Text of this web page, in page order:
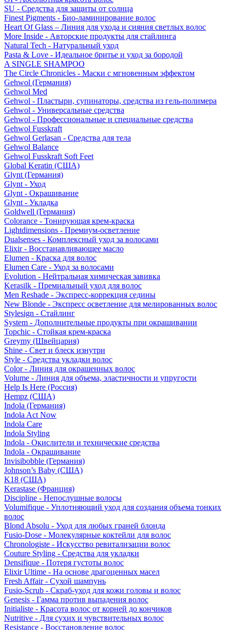
SU - Средства для защиты от солнца
Finest Pigments - Био-ламинирование волос
Heart Of Glass – Линия для ухода и сияния светлых волос
More Inside - Авторские продукты для стайлинга
Natural Tech - Натуральный уход
Pasta & Love - Идеальное бритье и уход за бородой
A SINGLE SHAMPOO
The Circle Chronicles - Маски с мгновенным эффектом
Gehwol (Германия)
Gehwol Med
Gehwol - Пластыри, супинаторы, средства из гель-полимера
Gehwol - Универсальные средства
Gehwol - Профессиональные и специальные средства
Gehwol Fusskraft
Gehwol Gerlasan - Средства для тела
Gehwol Balance
Gehwol Fusskraft Soft Feet
Global Keratin (США)
Glynt (Германия)
Glynt - Уход
Glynt - Окрашивание
Glynt - Укладка
Goldwell (Германия)
Colorance - Тонирующая крем-краска
Lightdimensions - Премиум-осветление
Dualsenses - Комплексный уход за волосами
Elixir - Восстанавливающее масло
Elumen - Краска для волос
Elumen Care - Уход за волосами
Evolution - Нейтральная химическая завивка
Kerasilk - Премиальный уход для волос
Men Reshade - Экспресс-коррекция седины
New Blonde - Экспресс осветление для мелированных волос
Stylesign - Стайлинг
System - Дополнительные продукты при окрашивании
Topchic - Стойкая крем-краска
Greymy (Швейцария)
Shine - Свет и блеск изнутри
Style - Средства укладки волос
Color - Линия для окрашенных волос
Volume - Линия для объема, эластичности и упругости
Help Is Here (Россия)
Hempz (США)
Indola (Германия)
Indola Act Now
Indola Care
Indola Styling
Indola - Окислители и технические средства
Indola - Окрашивание
Invisibobble (Германия)
Johnson’s Baby (США)
K18 (США)
Kerastase (Франция)
Discipline - Непослушные волосы
Volumifique - Уплотняющий уход для создания объема тонких
волос
Blond Absolu - Уход для любых граней блонда
Fusio-Dose - Молекулярные коктейли для волос
Chronologiste - Искусство ревитализации волос
Couture Styling - Средства для укладки
Densifique - Потеря густоты волос
Elixir Ultime - На основе драгоценных масел
Fresh Affair - Сухой шампунь
Fusio-Scrub - Скраб-уход для кожи головы и волос
Genesis - Гамма против выпадения волос
Initialiste - Красота волос от корней до кончиков
Nutritive - Для сухих и чувствительных волос
Resistance - Восстановление волос